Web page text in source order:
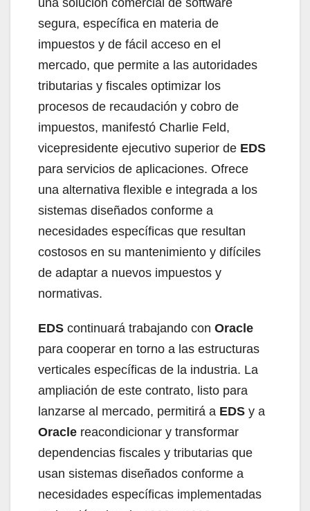
segura, específica en materia de
impuestos y de fácil acceso en el
mercado, que permite a las autoridades
tributarias y fiscales optimizar los
procesos de recaudación y cobro de
impuestos, manifestó Charlie Feld,
vicepresidente ejecutivo superior de EDS
para servicios de aplicaciones. Ofrece
una alternativa flexible e integrada a los
sistemas diseñados conforme a
necesidades específicas que resultan
costosos en su mantenimiento y difíciles
de adaptar a nuevos impuestos y
normativas.
EDS continuará trabajando con Oracle
para cooperar en torno a las estructuras
verticales específicas de la industria. La
ampliación de este contrato, listo para
lanzarse al mercado, permitirá a EDS y a
Oracle reacondicionar y transformar
dependencias fiscales y tributarias que
usan sistemas diseñados conforme a
necesidades específicas implementadas